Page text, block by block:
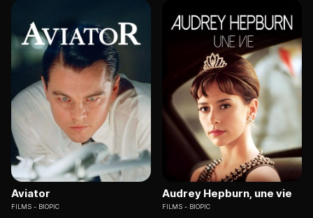
Aviator
FILMS BIOPIC
Audrey Hepburn, une vie
FILMS BIOPIC